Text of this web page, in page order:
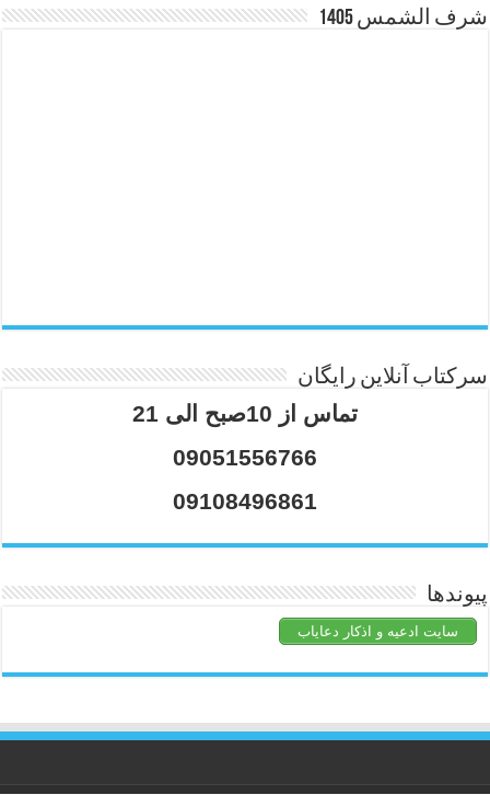
شرف الشمس 1405
سرکتاب آنلاین رایگان
تماس از 10صبح الی 21
09051556766
09108496861
پیوندها
سایت ادعیه و اذکار دعایاب